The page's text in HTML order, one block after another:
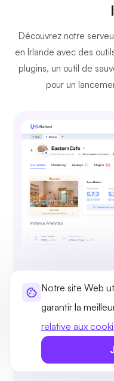
Notre site Web
garantir la
relative aux
Découvrez notre
en Irlande avec des
plugins, un outil de
pour un
de
Gérez les
simple pour
supprimer.